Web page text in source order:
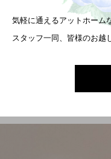
気軽に通えるアットホーム
スタッフ一同、皆様のお越